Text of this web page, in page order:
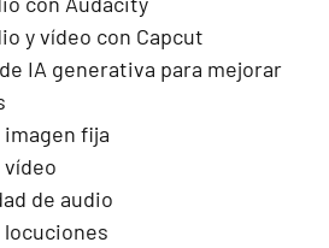
y vídeo con Capcut
IA generativa para mejorar
fija
vídeo
de audio
locuciones